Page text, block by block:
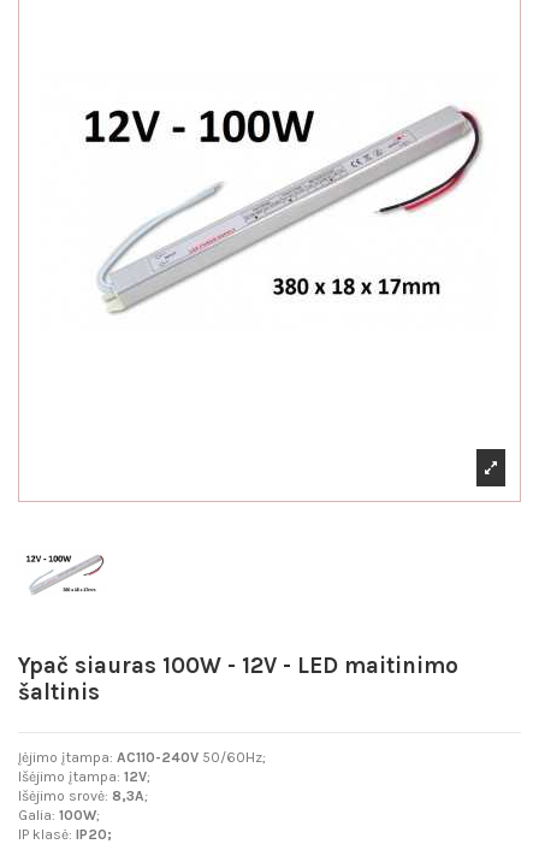
Ypač siauras 100W - 12V - LED maitinimo
šaltinis
Įėjimo įtampa: AC110-240V 50/60Hz;
Išėjimo įtampa: 12V;
Išėjimo srovė: 8,3A;
Galia: 100W;
IP klasė: IP20;